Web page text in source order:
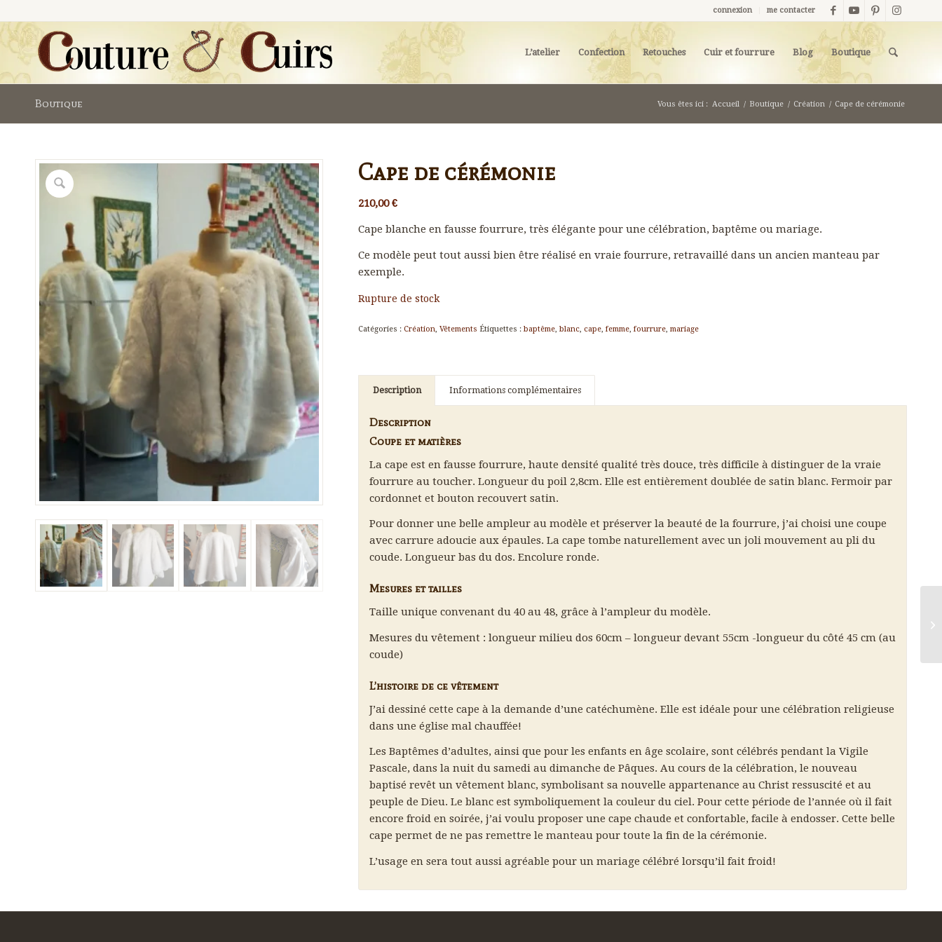
connexion me contacter
L’atelier Confection Retouches Cuir et fourrure Blog Boutique
Boutique Vous êtes ici : Accueil / Boutique / Création / Cape de cérémonie
Cape de cérémonie
210,00€
Cape blanche en fausse fourrure, très élégante pour une célébration, baptême ou mariage.
Ce modèle peut tout aussi bien être réalisé en vraie fourrure, retravaillé dans un ancien manteau par
exemple.
Rupture de stock
Catégories : Création, Vêtements Étiquettes : baptême, blanc, cape, femme, fourrure, mariage
Description Informations complémentaires
Description
Coupe et matières
La cape est en fausse fourrure, haute densité qualité très douce, très difficile à distinguer de la vraie
fourrure au toucher. Longueur du poil 2,8cm. Elle est entièrement doublée de satin blanc. Fermoir par
cordonnet et bouton recouvert satin.
Pour donner une belle ampleur au modèle et préserver la beauté de la fourrure, j’ai choisi une coupe
avec carrure adoucie aux épaules. La cape tombe naturellement avec un joli mouvement au pli du
coude. Longueur bas du dos. Encolure ronde.
Mesures et tailles
Taille unique convenant du 40 au 48, grâce à l’ampleur du modèle.
Mesures du vêtement : longueur milieu dos 60cm – longueur devant 55cm -longueur du côté 45 cm (au
coude)
L’histoire de ce vêtement
J’ai dessiné cette cape à la demande d’une catéchumène. Elle est idéale pour une célébration religieuse
dans une église mal chauffée!
Les Baptêmes d’adultes, ainsi que pour les enfants en âge scolaire, sont célébrés pendant la Vigile
Pascale, dans la nuit du samedi au dimanche de Pâques. Au cours de la célébration, le nouveau
baptisé revêt un vêtement blanc, symbolisant sa nouvelle appartenance au Christ ressuscité et au
peuple de Dieu. Le blanc est symboliquement la couleur du ciel. Pour cette période de l’année où il fait
encore froid en soirée, j’ai voulu proposer une cape chaude et confortable, facile à endosser. Cette belle
cape permet de ne pas remettre le manteau pour toute la fin de la cérémonie.
L’usage en sera tout aussi agréable pour un mariage célébré lorsqu’il fait froid!